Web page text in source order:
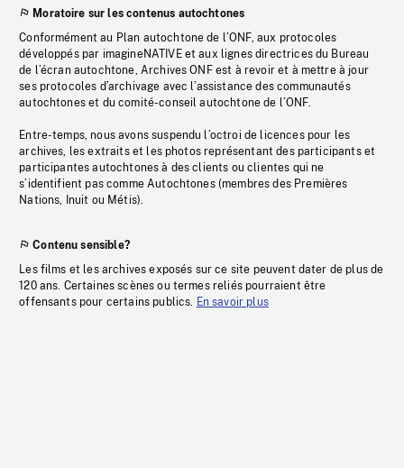
Moratoire sur les contenus autochtones
Conformément au Plan autochtone de l’ONF, aux protocoles
développés par imagineNATIVE et aux lignes directrices du Bureau
de l’écran autochtone, Archives ONF est à revoir et à mettre à jour
ses protocoles d’archivage avec l’assistance des communautés
autochtones et du comité-conseil autochtone de l’ONF.
Entre-temps, nous avons suspendu l’octroi de licences pour les
archives, les extraits et les photos représentant des participants et
participantes autochtones à des clients ou clientes qui ne
s’identifient pas comme Autochtones (membres des Premières
Nations, Inuit ou Métis).
Contenu sensible?
Les films et les archives exposés sur ce site peuvent dater de plus de
120 ans. Certaines scènes ou termes reliés pourraient être
offensants pour certains publics. En savoir plus